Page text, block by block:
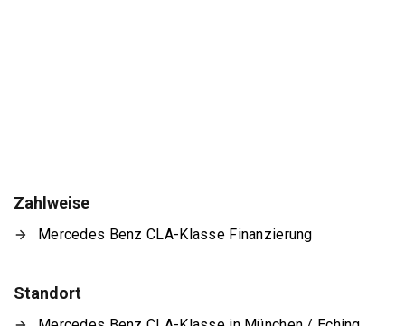
Zahlweise
Mercedes Benz CLA-Klasse Finanzierung
Standort